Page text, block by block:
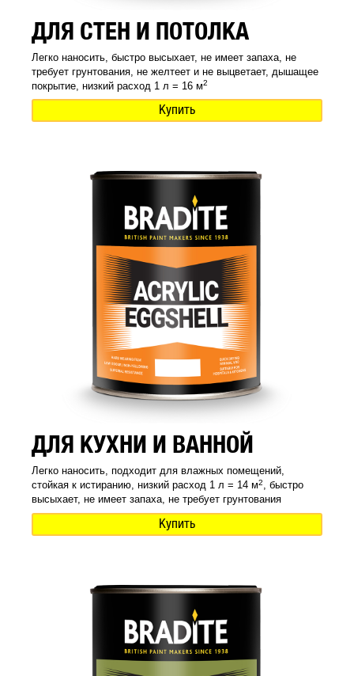
ДЛЯ СТЕН И ПОТОЛКА
Легко наносить, быстро высыхает, не имеет запаха, не
требует грунтования, не желтеет и не выцветает, дышащее
покрытие, низкий расход 1 л = 16 м2
Купить
ДЛЯ КУХНИ И ВАННОЙ
Легко наносить, подходит для влажных помещений,
стойкая к истиранию, низкий расход 1 л = 14 м2, быстро
высыхает, не имеет запаха, не требует грунтования
Купить